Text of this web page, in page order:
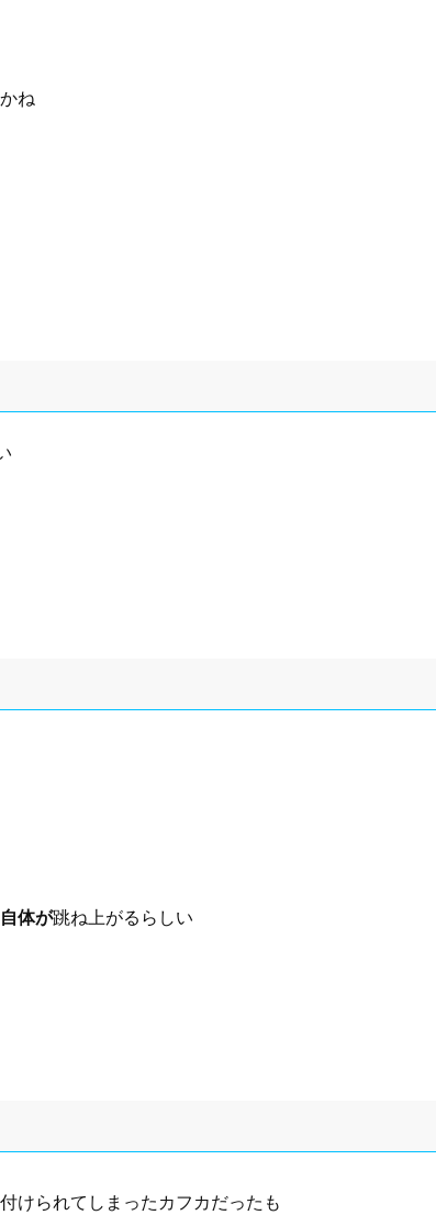
ね
体が跳ね上がるらしい
けられてしまったカフカだったも